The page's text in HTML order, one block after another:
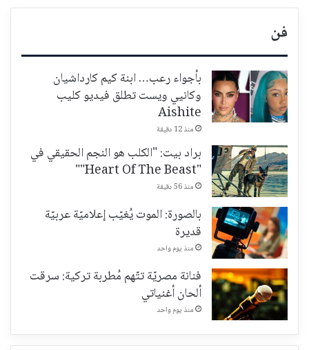
فن
بأجواء رعب… ابنة كيم كارداشيان
وكانيي ويست تطلق فيديو كليب
Aishite
منذ 12 دقيقة
براد بيت: "الكلب هو النجم الحقيقي في
"Heart Of The Beast""
منذ 56 دقيقة
بالصورة: الموت يُغيّب إعلاميّة عربيّة
قديرة
منذ يوم واحد
فنانة مصريّة تتّهم مُطربة تركية: سرقت
ألحان أغنياتي
منذ يوم واحد